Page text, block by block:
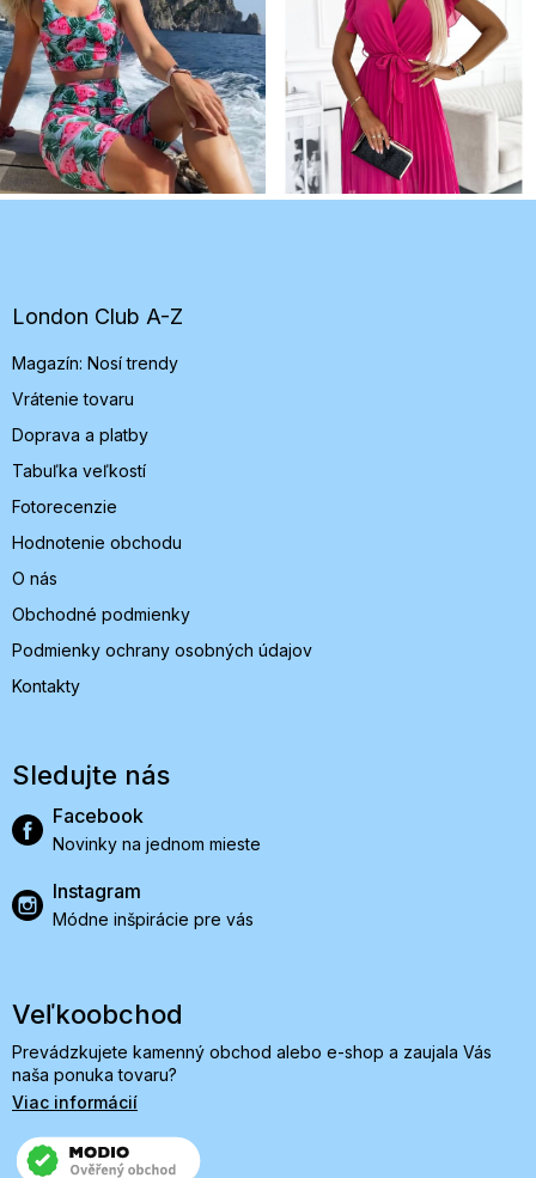
e
London Club A-Z
Magazín: Nosí trendy
Vrátenie tovaru
Doprava a platby
Tabuľka veľkostí
Fotorecenzie
Hodnotenie obchodu
O nás
Obchodné podmienky
Podmienky ochrany osobných údajov
Kontakty
Sledujte nás
Facebook
Novinky na jednom mieste
Instagram
Módne inšpirácie pre vás
Veľkoobchod
Prevádzkujete kamenný obchod alebo e-shop a zaujala Vás
naša ponuka tovaru?
Viac informácií